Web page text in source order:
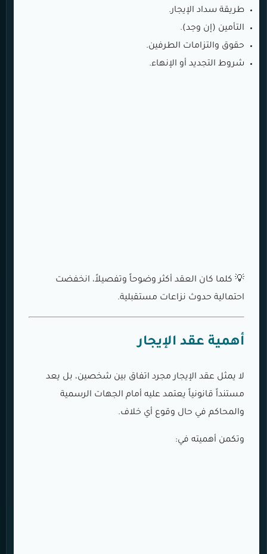
طريقة سداد الإيجار.
التأمين (إن وجد).
حقوق والتزامات الطرفين.
شروط التجديد أو الإنهاء.
💡 كلما كان العقد أكثر وضوحاً وتفصيلاً، انخفضت
احتمالية حدوث نزاعات مستقبلية.
أهمية عقد الإيجار
لا يمثل عقد الإيجار مجرد اتفاق بين شخصين، بل يعد
مستنداً قانونياً يعتمد عليه أمام الجهات الرسمية
والمحاكم في حال وقوع أي خلاف.
وتكمن أهميته في: